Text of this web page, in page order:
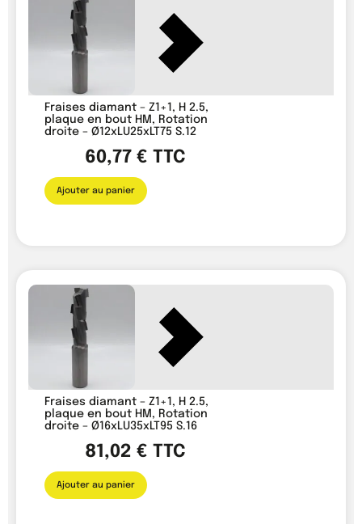
Fraises diamant – Z1+1, H 2.5,
plaque en bout HM, Rotation
droite – Ø12xLU25xLT75 S.12
60,77€ TTC
Ajouter au panier
Fraises diamant – Z1+1, H 2.5,
plaque en bout HM, Rotation
droite – Ø16xLU35xLT95 S.16
81,02€ TTC
Ajouter au panier